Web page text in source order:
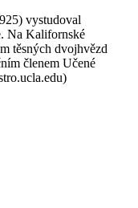
vystudoval
Na Kalifornské
těsných dvojhvězd
členem Učené